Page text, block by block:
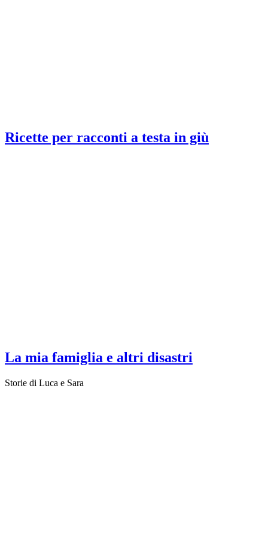
Ricette per racconti a testa in giù
La mia famiglia e altri disastri
Storie di Luca e Sara